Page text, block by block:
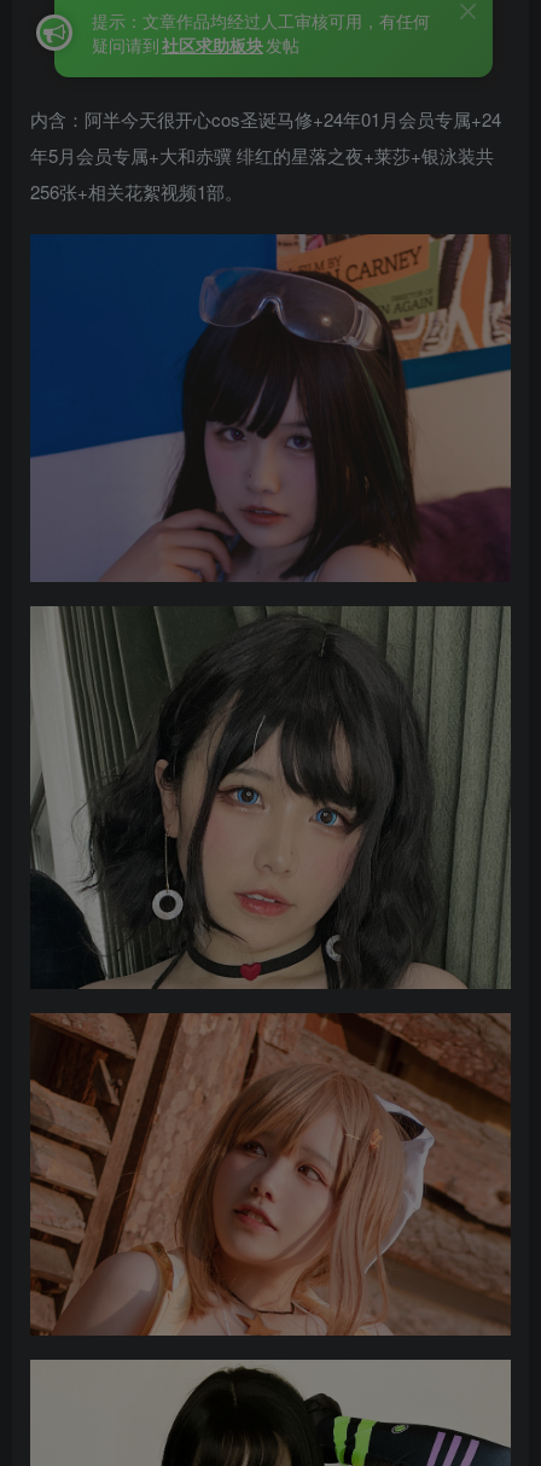
提示：文章作品均经过人工审核可用，有任何
疑问请到社区求助板块发帖
内含：阿半今天很开心cos圣诞马修+24年01月会员专属+24
年5月会员专属+大和赤骥 绯红的星落之夜+莱莎+银泳装共
256张+相关花絮视频1部。